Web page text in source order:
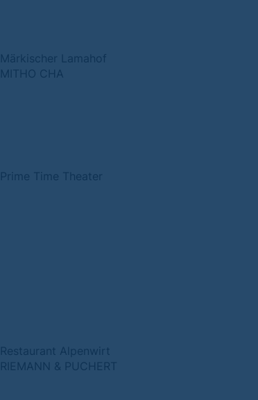
Märkischer Lamahof
MITHO CHA
Prime Time Theater
Restaurant Alpenwirt
RIEMANN & PUCHERT